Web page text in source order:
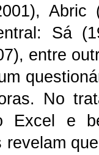
Abric
Sá
entre
No
Excel e
revelam